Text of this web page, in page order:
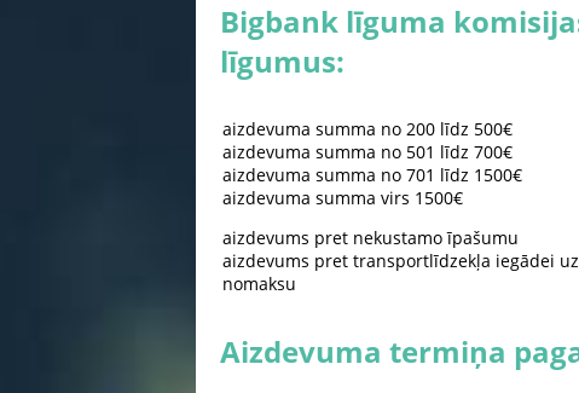
Bigbank līguma
līgumus:
aizdevuma summa no 200 līdz 500€
aizdevuma summa no 501 līdz 700€
aizdevuma summa no 701 līdz 1500€
aizdevuma summa virs 1500€
aizdevums pret nekustamo īpašumu
aizdevums pret transportlīdzekļa iegādei uz
nomaksu
Aizdevuma termiņa